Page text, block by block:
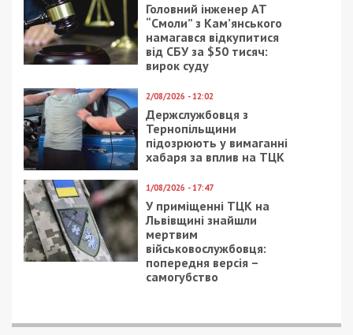
Головний інженер АТ
“Смоли” з Кам’янського
намагався відкупитися
від СБУ за $50 тисяч:
вирок суду
2/08/2026 - 12:02
Держслужбовця з
Тернопільщини
підозрюють у вимаганні
хабаря за вплив на ТЦК
1/08/2026 - 17:47
У приміщенні ТЦК на
Львівщині знайшли
мертвим
військовослужбовця:
попередня версія –
самогубство